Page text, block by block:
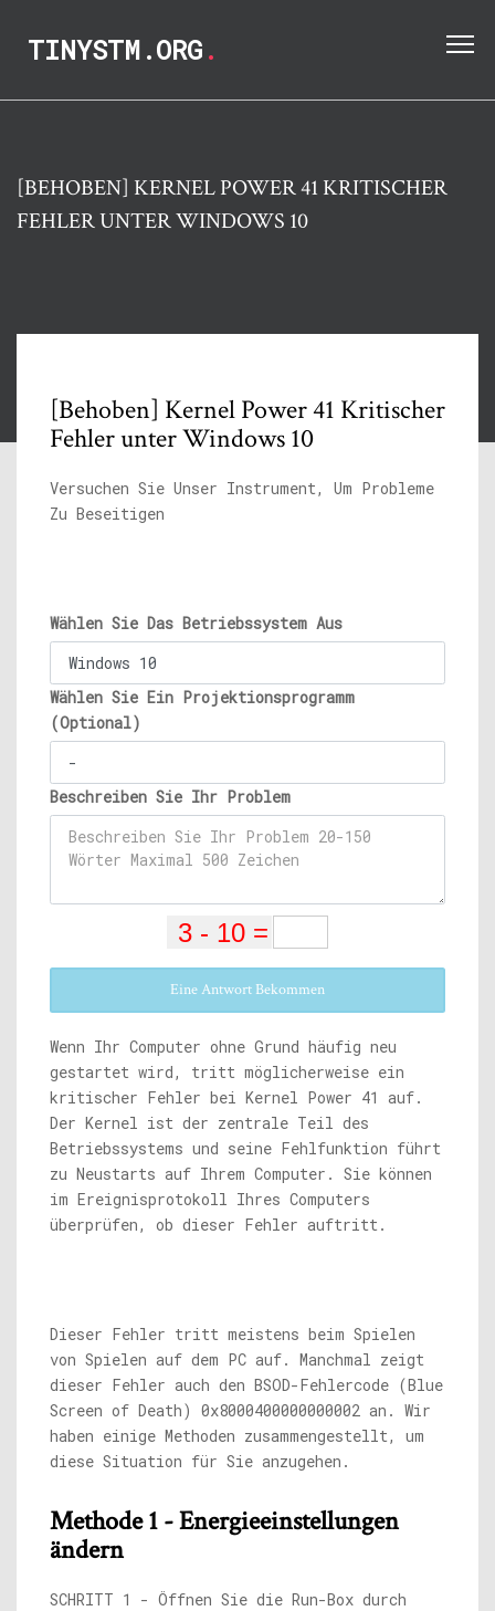
TINYSTM.ORG.
[BEHOBEN] KERNEL POWER 41 KRITISCHER
FEHLER UNTER WINDOWS 10
[Behoben] Kernel Power 41 Kritischer
Fehler unter Windows 10
Versuchen Sie Unser Instrument, Um Probleme
Zu Beseitigen
Wählen Sie Das Betriebssystem Aus
Wählen Sie Ein Projektionsprogramm
(Optional)
Beschreiben Sie Ihr Problem
Eine Antwort Bekommen
Wenn Ihr Computer ohne Grund häufig neu
gestartet wird, tritt möglicherweise ein
kritischer Fehler bei Kernel Power 41 auf.
Der Kernel ist der zentrale Teil des
Betriebssystems und seine Fehlfunktion führt
zu Neustarts auf Ihrem Computer. Sie können
im Ereignisprotokoll Ihres Computers
überprüfen, ob dieser Fehler auftritt.
Dieser Fehler tritt meistens beim Spielen
von Spielen auf dem PC auf. Manchmal zeigt
dieser Fehler auch den BSOD-Fehlercode (Blue
Screen of Death) 0x8000400000000002 an. Wir
haben einige Methoden zusammengestellt, um
diese Situation für Sie anzugehen.
Methode 1 - Energieeinstellungen
ändern
SCHRITT 1 - Öffnen Sie die Run-Box durch